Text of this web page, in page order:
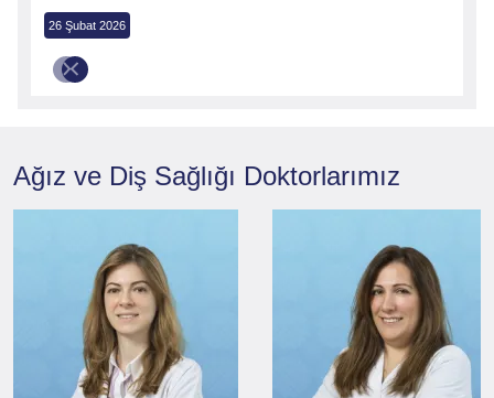
26 Şubat 2026
Ağız ve Diş Sağlığı Doktorlarımız